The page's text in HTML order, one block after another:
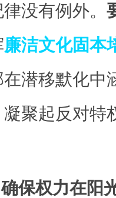
没有例外。
廉洁文化固本
在潜移默化
聚起反对特
保权力在阳